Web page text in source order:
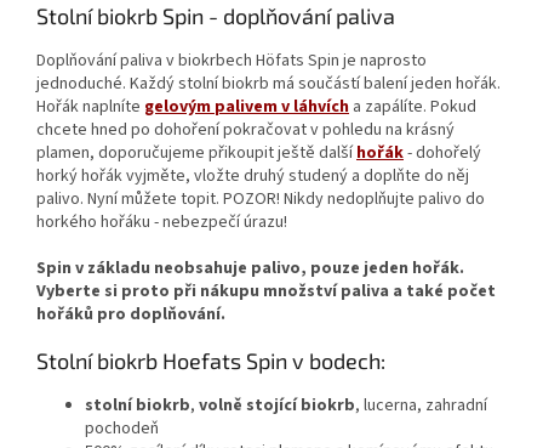
Stolní biokrb Spin - doplňování paliva
Doplňování paliva v biokrbech Höfats Spin je naprosto
jednoduché. Každý stolní biokrb má součástí balení jeden hořák.
Hořák naplníte gelovým palivem v láhvích a zapálíte. Pokud
chcete hned po dohoření pokračovat v pohledu na krásný
plamen, doporučujeme přikoupit ještě dalšíhořák- dohořelý
horký hořák vyjměte, vložte druhý studený a doplňte do něj
palivo. Nyní můžete topit. POZOR! Nikdy nedoplňujte palivo do
horkého hořáku - nebezpečí úrazu!
Spin v základu neobsahuje palivo, pouze jeden hořák.
Vyberte si proto při nákupu množství paliva a také počet
hořáků pro doplňování.
Stolní biokrb Hoefats Spin v bodech:
stolní biokrb, volně stojící biokrb, lucerna, zahradní
pochodeň